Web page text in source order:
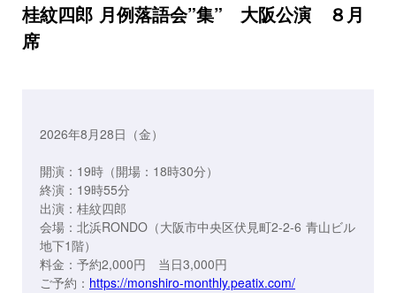
桂紋四郎 月例落語会”集” 大阪公演 ８月
席
2026年8月28日（金）
開演：19時（開場：18時30分）
終演：19時55分
出演：桂紋四郎
会場：北浜RONDO（大阪市中央区伏見町2-2-6 青山ビル
地下1階）
料金：予約2,000円 当日3,000円
ご予約： https://monshiro-monthly.peatix.com/